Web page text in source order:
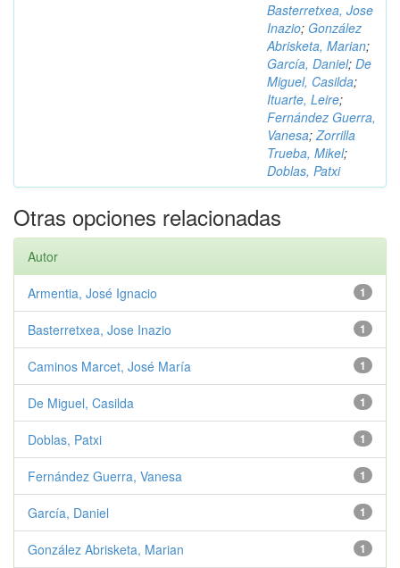
Basterretxea, Jose
Inazio; González
Abrisketa, Marian;
García, Daniel; De
Miguel, Casilda;
Ituarte, Leire;
Fernández Guerra,
Vanesa;Zorrilla
Trueba, Mikel;
Doblas, Patxi
Otras opciones relacionadas
Autor
1
Armentia, José Ignacio
1
Basterretxea, Jose Inazio
1
Caminos Marcet, José María
1
De Miguel, Casilda
1
Doblas, Patxi
1
Fernández Guerra, Vanesa
1
García, Daniel
1
González Abrisketa, Marian